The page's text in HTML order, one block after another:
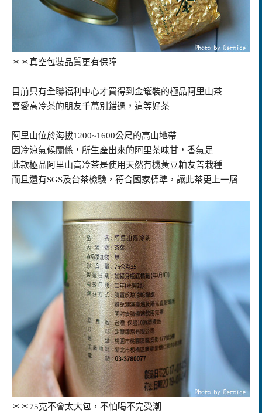
＊＊真空包裝品質更有保障
目前只有全聯福利中心才買得到金罐裝的極品阿里山茶
喜愛高冷茶的朋友千萬別錯過，這等好茶
阿里山位於海拔1200~1600公尺的高山地帶
因冷涼氣候關係，所生產出來的阿里茶味甘，香氣足
此款極品阿里山高冷茶是使用天然有機黃豆粕友善栽種
而且還有SGS及台茶檢驗，符合國家標準，讓此茶更上一層
＊＊75克不會太大包，不怕喝不完受潮